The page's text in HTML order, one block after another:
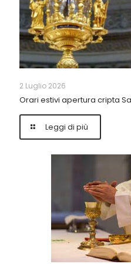
2 Luglio 2026
Orari estivi apertura cripta
Leggi di più